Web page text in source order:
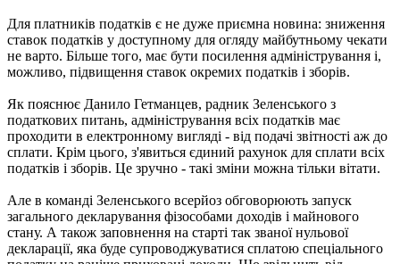
Для платників податків є не дуже приємна новина: зниження
ставок податків у доступному для огляду майбутньому чекати
не варто. Більше того, має бути посилення адміністрування і,
можливо, підвищення ставок окремих податків і зборів.
Як пояснює Данило Гетманцев, радник Зеленського з
податкових питань, адміністрування всіх податків має
проходити в електронному вигляді - від подачі звітності аж до
сплати. Крім цього, з'явиться єдиний рахунок для сплати всіх
податків і зборів. Це зручно - такі зміни можна тільки вітати.
Але в команді Зеленського всерйоз обговорюють запуск
загального декларування фізособами доходів і майнового
стану. А також заповнення на старті так званої нульової
декларації, яка буде супроводжуватися сплатою спеціального